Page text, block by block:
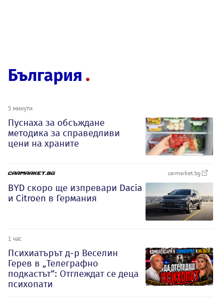
България
5 минути
Пуснаха за обсъждане
методика за справедливи
цени на храните
carmarket.bg
BYD скоро ще изпревари Dacia
и Citroеn в Германия
1 час
Психиатърът д-р Веселин
Герев в „Телеграфно
подкастът“: Отглеждат се деца
психопати